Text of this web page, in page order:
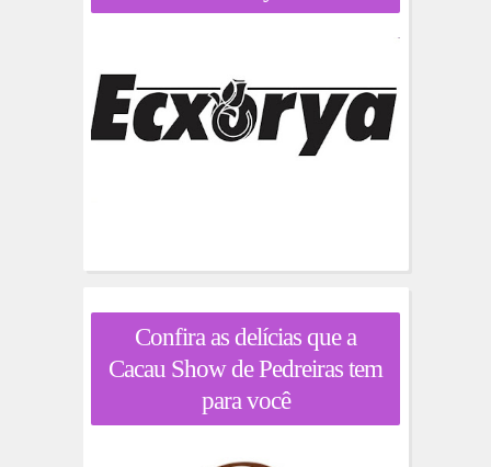
Confira as delícias que a
Cacau Show de Pedreiras tem
para você